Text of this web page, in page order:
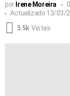
por Irene Moreira
Actualizado 13/03/
3.5k Vistas